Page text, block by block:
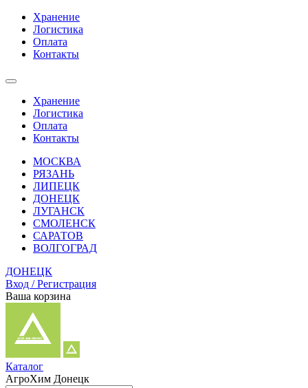
Хранение
Логистика
Оплата
Контакты
Хранение
Логистика
Оплата
Контакты
МОСКВА
РЯЗАНЬ
ЛИПЕЦК
ДОНЕЦК
ЛУГАНСК
СМОЛЕНСК
САРАТОВ
ВОЛГОГРАД
ДОНЕЦК
Вход / Регистрация
Ваша корзина
Каталог
АгроХим Донецк